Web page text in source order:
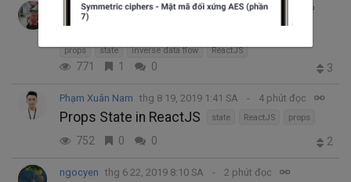
Phạm Văn Lễ thg 9 30, 2019 4:12 SA 19 phút đọc
Các khái niệm ban đầu với Reactjs (II)
props state inverse data flow ReactJS
771 1 0 3
Phạm Xuân Nam thg 8 19, 2019 1:41 SA 4 phút đọc
Props State in ReactJS state ReactJS props
752 0 0 2
ngocyen thg 6 22, 2019 8:10 SA 2 phút đọc